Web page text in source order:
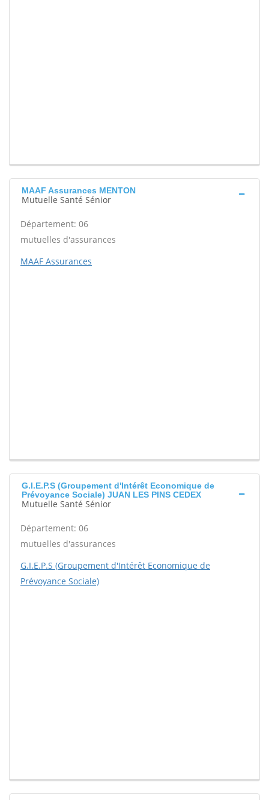
MAAF Assurances MENTON
Mutuelle Santé Sénior
Département: 06
mutuelles d'assurances
MAAF Assurances
G.I.E.P.S (Groupement d'Intérêt Economique de
Prévoyance Sociale) JUAN LES PINS CEDEX
Mutuelle Santé Sénior
Département: 06
mutuelles d'assurances
G.I.E.P.S (Groupement d'Intérêt Economique de
Prévoyance Sociale)